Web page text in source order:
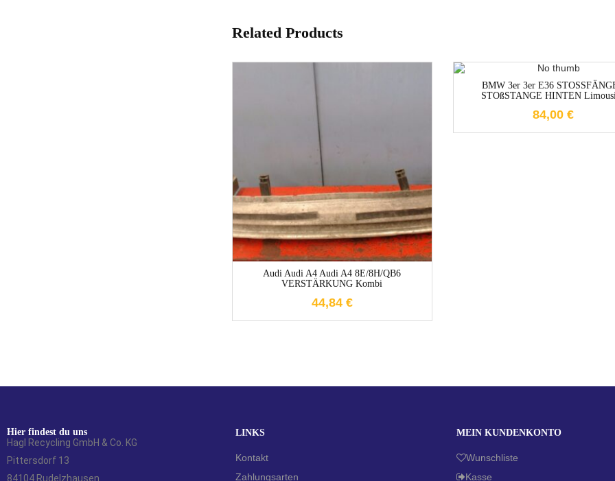
Related Products
Audi Audi A4 Audi A4 8E/8H/QB6
VERSTÄRKUNG Kombi
44,84 €
BMW 3er 3er E36
STOßSTANGE HINTEN
84,00 €
1-3 Werktage
Hier findest du uns
Hagl Recycling GmbH & Co. KG
Pittersdorf 13
84104 Rudelzhausen
LINKS
Kontakt
Zahlungsarten
MEIN KUNDENKONTO
Wunschliste
Kasse